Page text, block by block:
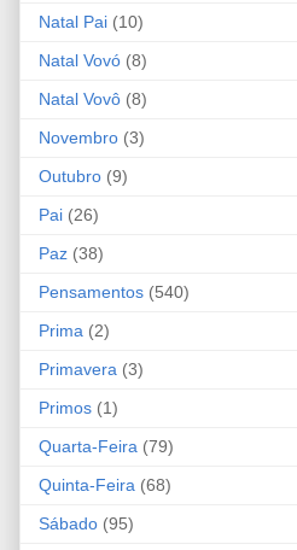
Natal Pai (10)
Natal Vovó (8)
Natal Vovô (8)
Novembro (3)
Outubro (9)
Pai (26)
Paz (38)
Pensamentos (540)
Prima (2)
Primavera (3)
Primos (1)
Quarta-Feira (79)
Quinta-Feira (68)
Sábado (95)